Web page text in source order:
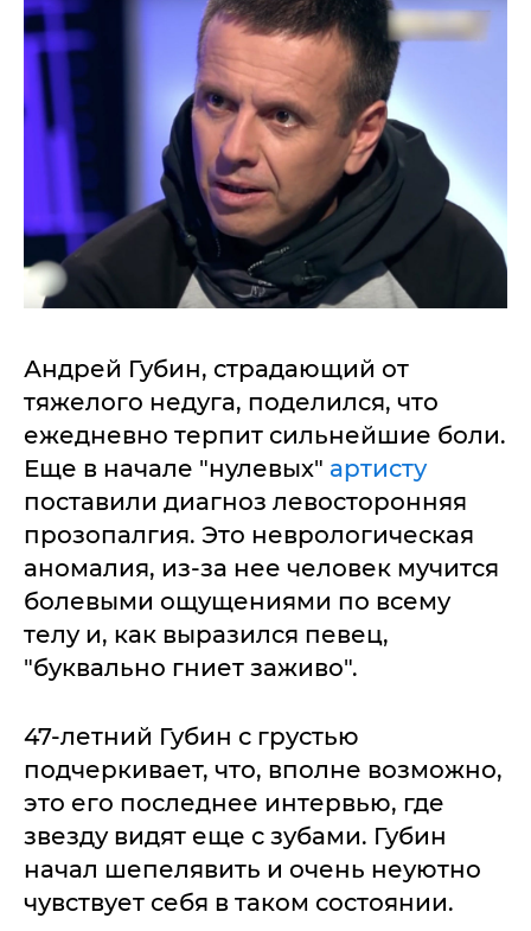
Андрей Губин, страдающий от
тяжелого недуга, поделился, что
ежедневно терпит сильнейшие боли.
Еще в начале "нулевых" артисту
поставили диагноз левосторонняя
прозопалгия. Это неврологическая
аномалия, из-за нее человек мучится
болевыми ощущениями по всему
телу и, как выразился певец,
"буквально гниет заживо".
47-летний Губин с грустью
подчеркивает, что, вполне возможно,
это его последнее интервью, где
звезду видят еще с зубами. Губин
начал шепелявить и очень неуютно
чувствует себя в таком состоянии.